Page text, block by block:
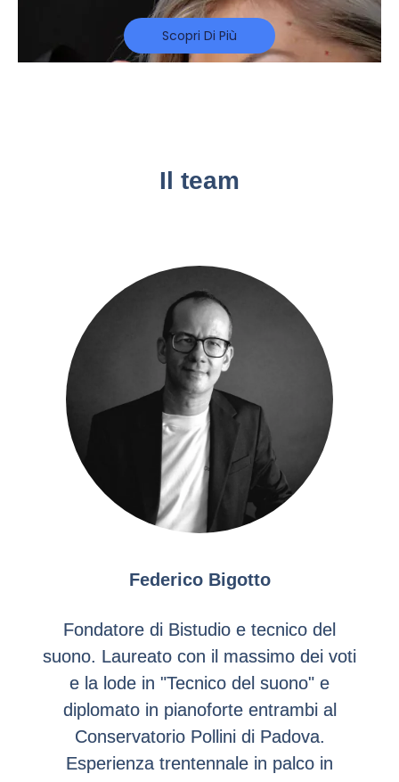
Scopri Di Più
Il team
Federico Bigotto
Fondatore di Bistudio e tecnico del
suono. Laureato con il massimo dei voti
e la lode in "Tecnico del suono" e
diplomato in pianoforte entrambi al
Conservatorio Pollini di Padova.
Esperienza trentennale in palco in